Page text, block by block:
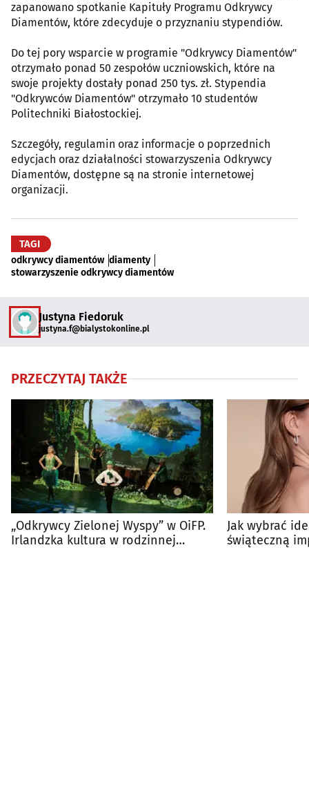
zapanowano spotkanie Kapituły Programu Odkrywcy
Diamentów, które zdecyduje o przyznaniu stypendiów.
Do tej pory wsparcie w programie "Odkrywcy Diamentów"
otrzymało ponad 50 zespołów uczniowskich, które na
swoje projekty dostały ponad 250 tys. zł. Stypendia
"Odkrywców Diamentów" otrzymało 10 studentów
Politechniki Białostockiej.
Szczegóły, regulamin oraz informacje o poprzednich
edycjach oraz działalności stowarzyszenia Odkrywcy
Diamentów, dostępne są na stronie internetowej
organizacji.
TAGI
odkrywcy diamentów diamenty
stowarzyszenie odkrywcy diamentów
Justyna Fiedoruk
justyna.f@bialystokonline.pl
PRZECZYTAJ TAKŻE
„Odkrywcy Zielonej Wyspy” w OiFP.
Irlandzka kultura w rodzinnej
Jak wybrać
świąteczną